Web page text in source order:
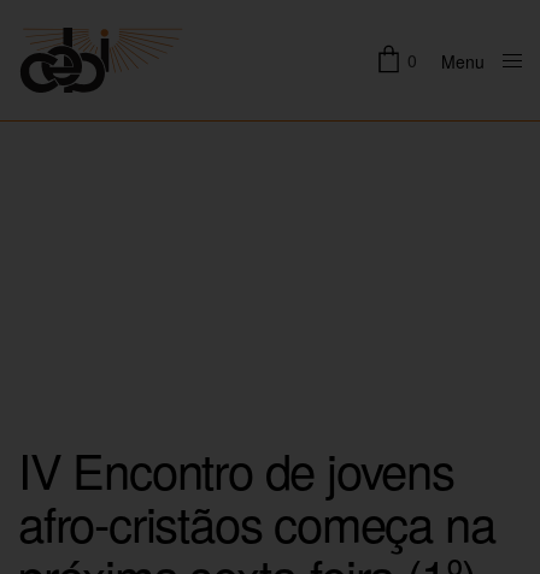
0 Menu
IV Encontro de jovens
afro-cristãos começa na